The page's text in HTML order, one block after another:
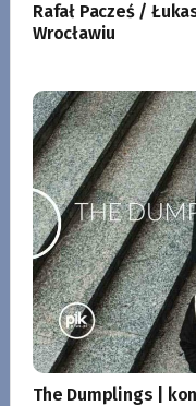
Rafał Pacześ /
Wrocławiu
The Dumplings |